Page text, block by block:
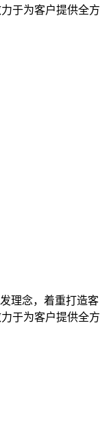
于为客户提供全方
理念，着重打造客
于为客户提供全方